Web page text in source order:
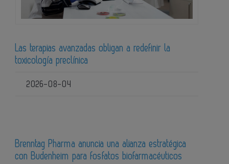
Las terapias avanzadas obligan a redefinir la
toxicología preclínica
2026-08-04
Brenntag Pharma anuncia una alianza estratégica
con Budenheim para fosfatos biofarmacéuticos